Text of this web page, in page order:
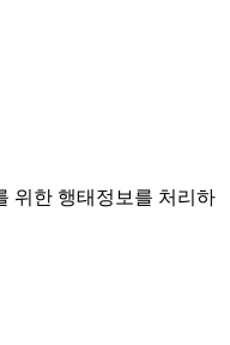
위한 행태정보를 처리하